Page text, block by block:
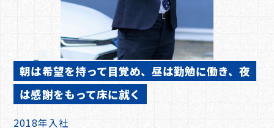
朝は希望を持って目覚め、昼は勤勉に働き、夜
は感謝をもって床に就く
2018年入社